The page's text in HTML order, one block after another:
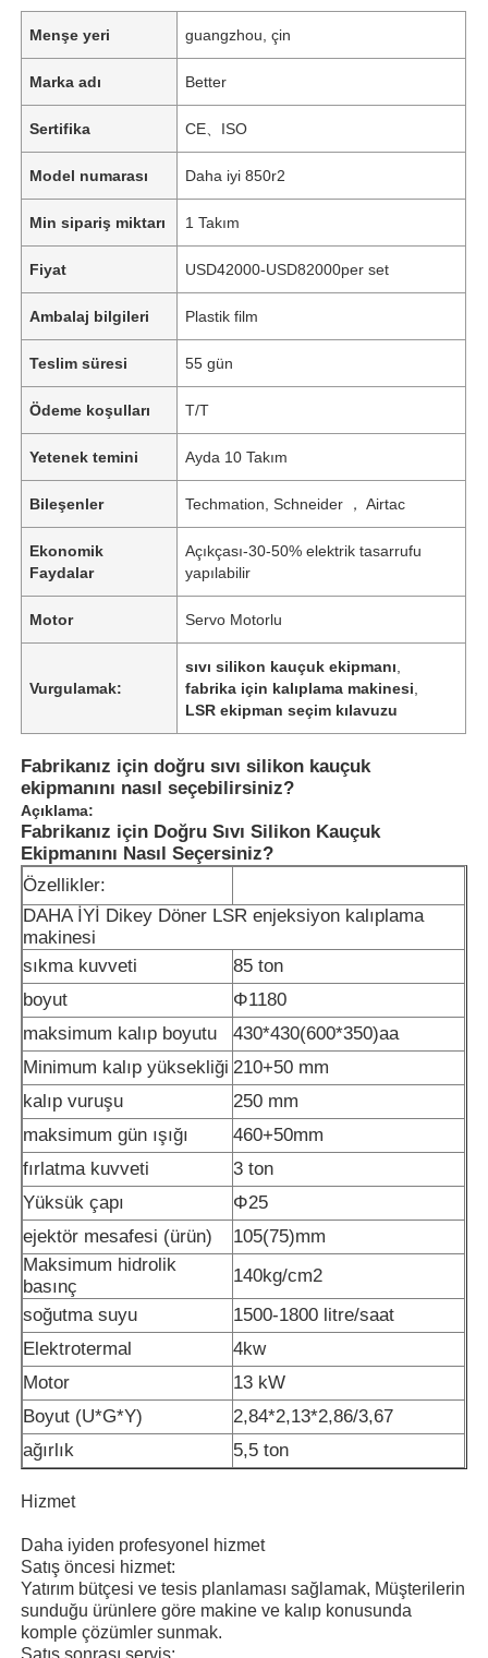
Ana sayfa
Ürünler
Hakkımızda
Menşe yeri guangzhou, çin
Marka adı Better
Sertifika CE、ISO
Model numarası Daha iyi 850r2
Min sipariş miktarı 1 Takım
Fiyat USD42000-USD82000per set
Ambalaj bilgileri Plastik film
Teslim süresi 55 gün
Ödeme koşulları T/T
Yetenek temini Ayda 10 Takım
Bileşenler Techmation, Schneider ， Airtac
Ekonomik
Faydalar
Açıkçası-30-50% elektrik tasarrufu
yapılabilir
Motor Servo Motorlu
Vurgulamak:
sıvı silikon kauçuk ekipmanı
fabrika için kalıplama makinesi
LSR ekipman seçim kılavuzu
Fabrikanız için doğru sıvı silikon kauçuk
ekipmanını nasıl seçebilirsiniz?
Açıklama:
Fabrikanız için Doğru Sıvı Silikon Kauçuk
Ekipmanını Nasıl Seçersiniz?
Özellikler:
DAHA İYİ Dikey Döner LSR enjeksiyon kalıplama
makinesi
sıkma kuvveti
85 ton
boyut
Φ1180
maksimum kalıp boyutu
430*430(600*350)aa
Minimum kalıp yüksekliği 210+50 mm
kalıp vuruşu
250 mm
maksimum gün ışığı
460+50mm
fırlatma kuvveti
3 ton
Yüksük çapı
Φ25
ejektör mesafesi (ürün)
105(75)mm
Maksimum hidrolik
basınç
140kg/cm2
soğutma suyu
1500-1800 litre/saat
Elektrotermal
4kw
Motor
13 kW
Boyut (U*G*Y)
2,84*2,13*2,86/3,67
ağırlık
5,5 ton
Hizmet
Daha iyiden profesyonel hizmet
Satış öncesi hizmet:
Yatırım bütçesi ve tesis planlaması sağlamak, Müşterilerin
sunduğu ürünlere göre makine ve kalıp konusunda
komple çözümler sunmak.
Satış sonrası servis: